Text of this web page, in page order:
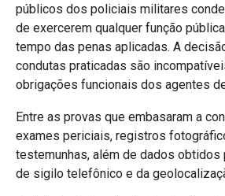
públicos dos policiais militares
de exercerem qualquer função
tempo das penas aplicadas. A
condutas praticadas são
obrigações funcionais dos agentes
Entre as provas que embasaram a
exames periciais, registros
testemunhas, além de dados obtidos
de sigilo telefônico e da